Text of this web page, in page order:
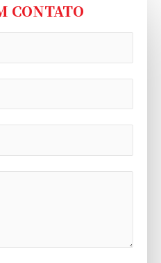
CONTATO